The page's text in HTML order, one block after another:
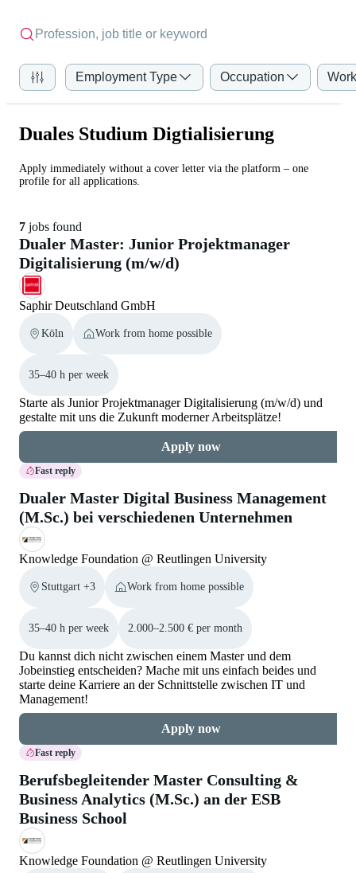
Employment Type Occupation
Duales Studium Digtialisierung
Apply immediately without a cover letter via the platform – one
profile for all applications.
7 jobs found
Dualer Master: Junior Projektmanager
Digitalisierung (m/w/d)
Saphir Deutschland GmbH
Köln Work from home possible
35–40 h per week
Starte als Junior Projektmanager Digitalisierung (m/w/d) und
gestalte mit uns die Zukunft moderner Arbeitsplätze!
Apply now
Fast reply
Dualer Master Digital Business Management
(M.Sc.) bei verschiedenen Unternehmen
Knowledge Foundation @ Reutlingen University
Stuttgart +3 Work from home possible
35–40 h per week 2.000–2.500 € per month
Du kannst dich nicht zwischen einem Master und dem
Jobeinstieg entscheiden? Mache mit uns einfach beides und
starte deine Karriere an der Schnittstelle zwischen IT und
Management!
Apply now
Fast reply
Berufsbegleitender Master Consulting &
Business Analytics (M.Sc.) an der ESB
Business School
Knowledge Foundation @ Reutlingen University